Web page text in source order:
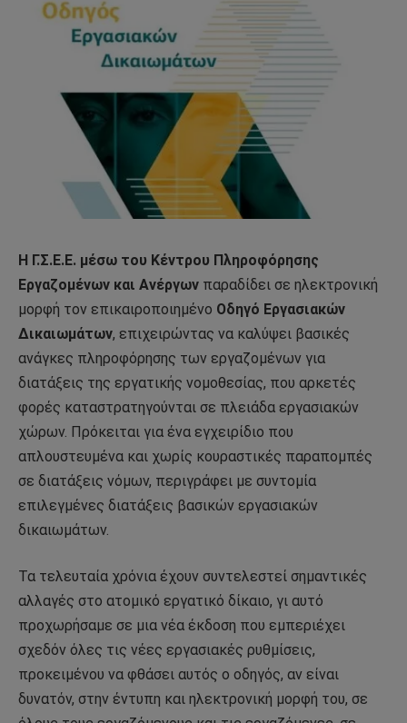
Η Γ.Σ.Ε.Ε. μέσω του Κέντρου Πληροφόρησης
Εργαζομένων και Ανέργων παραδίδει σε ηλεκτρονική
μορφή τον επικαιροποιημένο Οδηγό Εργασιακών
Δικαιωμάτων, επιχειρώντας να καλύψει βασικές
ανάγκες πληροφόρησης των εργαζομένων για
διατάξεις της εργατικής νομοθεσίας, που αρκετές
φορές καταστρατηγούνται σε πλειάδα εργασιακών
χώρων. Πρόκειται για ένα εγχειρίδιο που
απλουστευμένα και χωρίς κουραστικές παραπομπές
σε διατάξεις νόμων, περιγράφει με συντομία
επιλεγμένες διατάξεις βασικών εργασιακών
δικαιωμάτων.
Τα τελευταία χρόνια έχουν συντελεστεί σημαντικές
αλλαγές στο ατομικό εργατικό δίκαιο, γι αυτό
προχωρήσαμε σε μια νέα έκδοση που εμπεριέχει
σχεδόν όλες τις νέες εργασιακές ρυθμίσεις,
προκειμένου να φθάσει αυτός ο οδηγός, αν είναι
δυνατόν, στην έντυπη και ηλεκτρονική μορφή του, σε